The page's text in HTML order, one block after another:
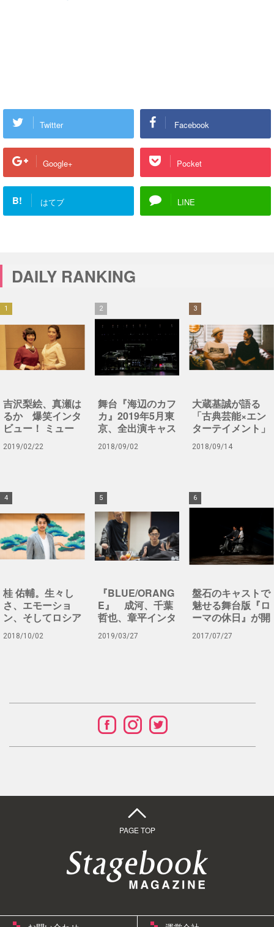
Twitter Facebook
Google+ Pocket
B! はてブ LINE
DAILY RANKING
吉沢梨絵、真瀬は
るか 爆笑インタ
ビュー！ ミュー
ジカル『Red Hot
and COLE』は笑
2019/02/22
舞台『海辺のカフ
カ』2019年5月東
京、全出演キャス
トが決定。
2018/09/02
大蔵基誠が語る
「古典芸能×エン
ターテイメント」
と野島良太との
THE FACTORY
2018/09/14
桂 佑輔。生々し
さ、エモーショ
ン、そしてロシア
演劇の最高峰に新
訳で挑む。
2018/10/02
『BLUE/ORANG
E』 成河、千葉
哲也、章平インタ
ビュー
2019/03/27
盤石のキャストで
魅せる舞台版『ロ
ーマの休日』が開
幕
2017/07/27
PAGE TOP